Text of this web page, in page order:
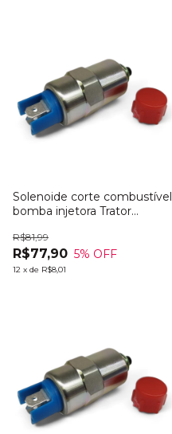
Solenoide corte combustível
bomba injetora Trator
R$77,90
R$81,99
5% OFF
12 x de R$8,01